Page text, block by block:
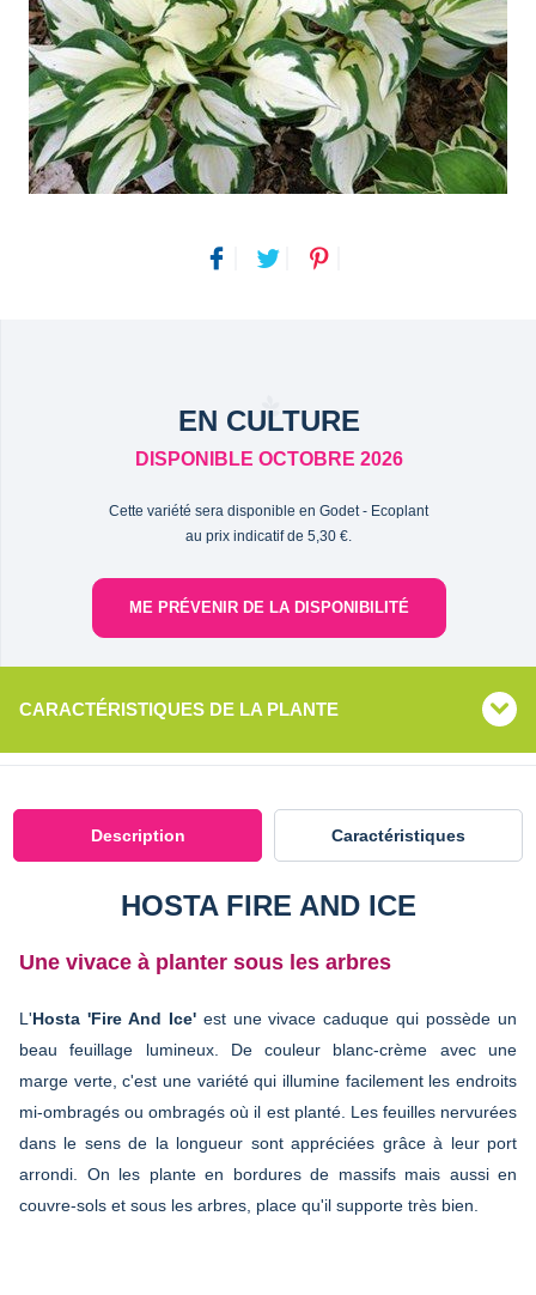
EN CULTURE
DISPONIBLE OCTOBRE 2026
Cette variété sera disponible en Godet - Ecoplant
au prix indicatif de 5,30 €.
ME PRÉVENIR DE LA DISPONIBILITÉ
CARACTÉRISTIQUES DE LA PLANTE
Description Caractéristiques
HOSTA FIRE AND ICE
Une vivace à planter sous les arbres
L'Hosta 'Fire And Ice'est une vivace caduque qui possède un
beau feuillage lumineux. De couleur blanc-crème avec une
marge verte, c'est une variété qui illumine facilement les endroits
mi-ombragés ou ombragés où il est planté. Les feuilles nervurées
dans le sens de la longueur sont appréciées grâce à leur port
arrondi. On les plante en bordures de massifs mais aussi en
couvre-sols et sous les arbres, place qu'il supporte très bien.